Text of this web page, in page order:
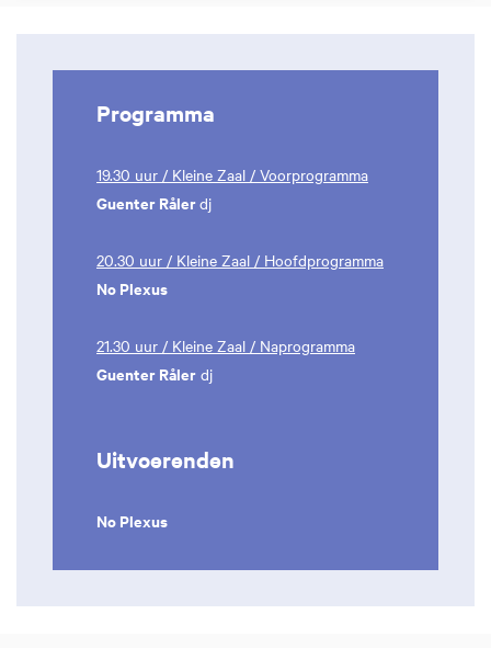
Programma
19.30 uur / Kleine Zaal / Voorprogramma
Guenter Rålerdj
20.30 uur / Kleine Zaal / Hoofdprogramma
No Plexus
21.30 uur / Kleine Zaal / Naprogramma
Guenter Råler dj
Uitvoerenden
No Plexus